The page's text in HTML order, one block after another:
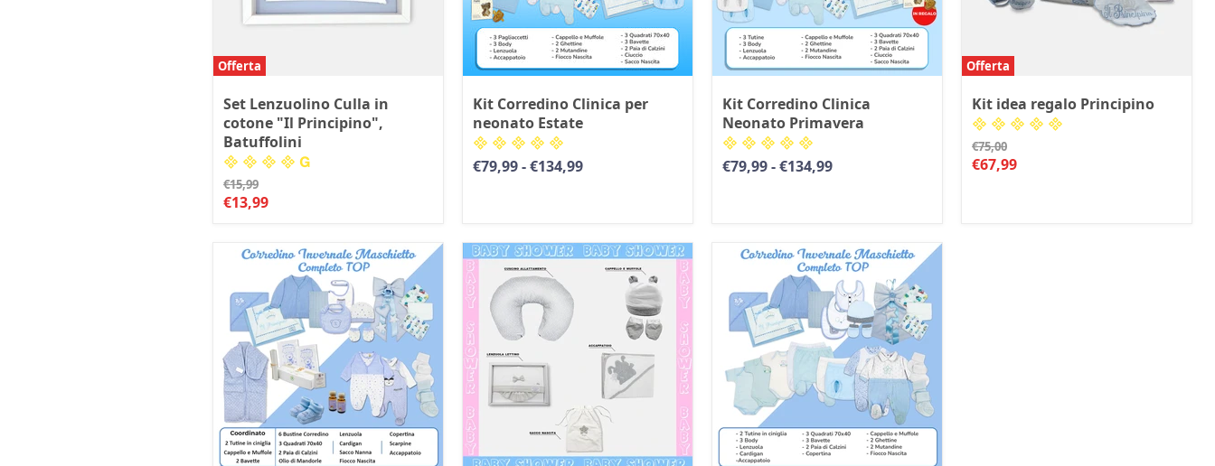
Offerta
Set Lenzuolino Culla in
cotone "Il Principino",
Batuffolini
Prezzo
originale
€15,99
Prezzo
€13,99
Kit Corredino Clinica per
neonato Estate
€79,99-€134,99
Kit Corredino Clinica
Neonato Primavera
€79,99-€134,99
Offerta
Kit idea regalo Principino
Prezzo
originale
€75,00
Prezzo
€67,99